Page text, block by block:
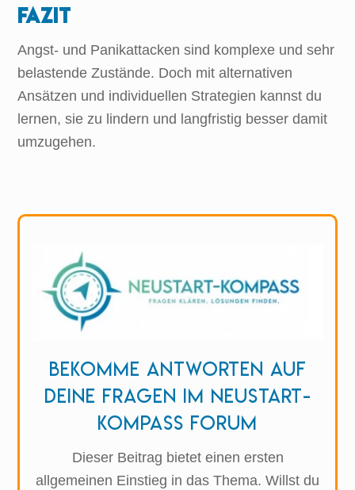
Fazit
Angst- und Panikattacken sind komplexe und sehr
belastende Zustände. Doch mit alternativen
Ansätzen und individuellen Strategien kannst du
lernen, sie zu lindern und langfristig besser damit
umzugehen.
Bekomme Antworten auf
deine Fragen im Neustart-
Kompass Forum
Dieser Beitrag bietet einen ersten
allgemeinen Einstieg in das Thema. Willst du